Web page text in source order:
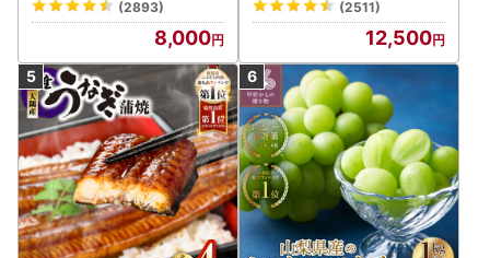
(2893)
8,000
(2511)
12,500